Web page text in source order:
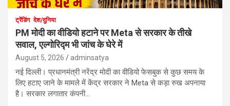
ट्रेंडिंग देश/दुनिया
PM मोदी का वीडियो हटाने पर Meta से सरकार के तीखे
सवाल, एल्गोरिद्म भी जांच के घेरे में
August 5, 2026 adminsatya
नई दिल्ली। प्रधानमंत्री नरेंद्र मोदी का वीडियो फेसबुक से कुछ समय के
लिए हटाए जाने के मामले में केंद्र सरकार ने Meta से कड़ा रुख अपनाया
है। सरकार लगातार कंपनी…